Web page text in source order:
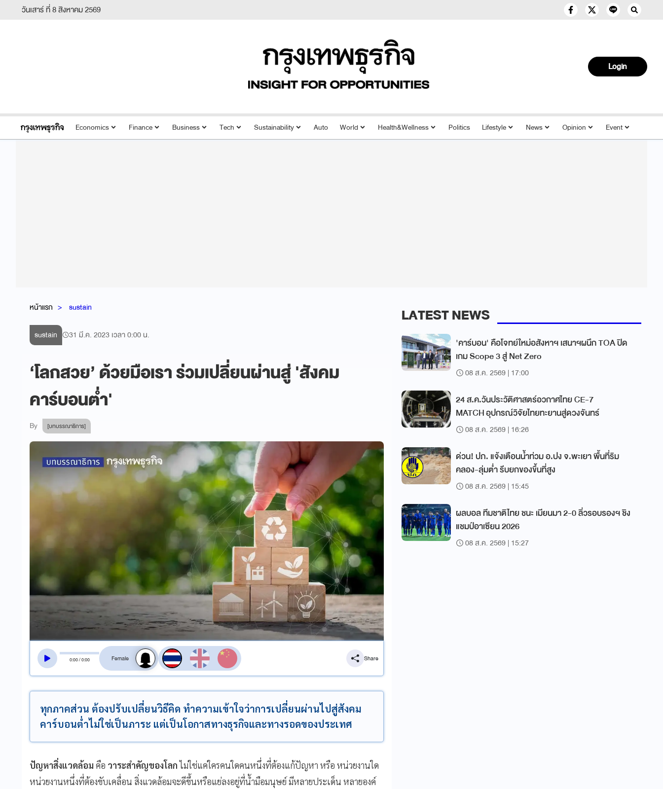
วันเสาร์ ที่ 8 สิงหาคม 2569
Login
Economics Finance Business Tech Sustainability Auto World Health&Wellness Politics Lifestyle News Opinion Event
หน้าแรก sustain
sustain 31 มี.ค. 2023 เวลา 0:00 น.
‘โลกสวย’ ด้วยมือเรา ร่วมเปลี่ยนผ่านสู่ 'สังคม
คาร์บอนต่ำ'
By [บทบรรณาธิการ]
0:00/0:00
สลับเสียงอ่าน
Share
ทุกภาคส่วน ต้องปรับเปลี่ยนวิธีคิด ทำความเข้าใจว่าการเปลี่ยนผ่านไปสู่สังคม
คาร์บอนต่ำไม่ใช่เป็นภาระ แต่เป็นโอกาสทางธุรกิจและทางรอดของประเทศ
ปัญหาสิ่งแวดล้อม คือ วาระสำคัญของโลกไม่ใช่แค่ใครคนใดคนหนึ่งที่ต้องแก้ปัญหา หรือ หน่วยงานใด
หน่วยงานหนึ่งที่ต้องขับเคลื่อน สิ่งแวดล้อมจะดีขึ้นหรือแย่ลงอยู่ที่น้ำมือมนุษย์ มีหลายประเด็น หลายองค์
LATEST NEWS
'คาร์บอน' คือโจทย์ใหม่อสังหาฯ เสนาฯผนึก TOA ปิด
เกม Scope 3 สู่ Net Zero
08 ส.ค. 2569 | 17:00
24 ส.ค.วันประวัติศาสตร์อวกาศไทย CE-7
MATCH อุปกรณ์วิจัยไทยทะยานสู่ดวงจันทร์
08 ส.ค. 2569 | 16:26
ด่วน! ปภ. แจ้งเตือนน้ำท่วม อ.ปง จ.พะเยา พื้นที่ริม
คลอง-ลุ่มต่ำ รีบยกของขึ้นที่สูง
08 ส.ค. 2569 | 15:45
ผลบอล ทีมชาติไทย ชนะ เมียนมา 2-0 ลิ่วรอบรองฯ ชิง
แชมป์อาเซียน 2026
08 ส.ค. 2569 | 15:27